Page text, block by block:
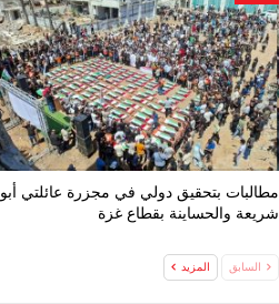
مطالبات بتحقيق دولي في مجزرة عائلتي أبو
شريعة والحساينة بقطاع غزة
السابق المزيد